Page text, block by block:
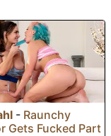
- Raunchy
Gets Fucked Part